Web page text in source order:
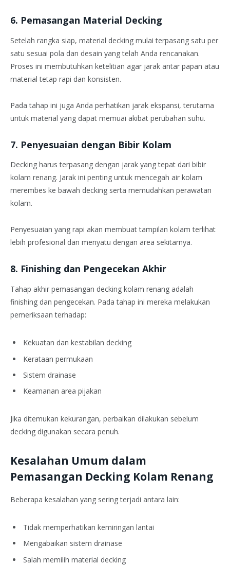
6. Pemasangan Material Decking
Setelah rangka siap, material decking mulai terpasang satu per
satu sesuai pola dan desain yang telah Anda rencanakan.
Proses ini membutuhkan ketelitian agar jarak antar papan atau
material tetap rapi dan konsisten.
Pada tahap ini juga Anda perhatikan jarak ekspansi, terutama
untuk material yang dapat memuai akibat perubahan suhu.
7. Penyesuaian dengan Bibir Kolam
Decking harus terpasang dengan jarak yang tepat dari bibir
kolam renang. Jarak ini penting untuk mencegah air kolam
merembes ke bawah decking serta memudahkan perawatan
kolam.
Penyesuaian yang rapi akan membuat tampilan kolam terlihat
lebih profesional dan menyatu dengan area sekitarnya.
8. Finishing dan Pengecekan Akhir
Tahap akhir pemasangan decking kolam renang adalah
finishing dan pengecekan. Pada tahap ini mereka melakukan
pemeriksaan terhadap:
Kekuatan dan kestabilan decking
Kerataan permukaan
Sistem drainase
Keamanan area pijakan
Jika ditemukan kekurangan, perbaikan dilakukan sebelum
decking digunakan secara penuh.
Kesalahan Umum dalam
Pemasangan Decking Kolam Renang
Beberapa kesalahan yang sering terjadi antara lain:
Tidak memperhatikan kemiringan lantai
Mengabaikan sistem drainase
Salah memilih material decking